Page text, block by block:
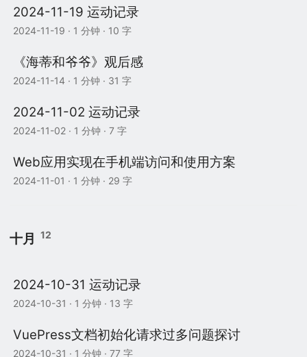
2024-11-19 运动记录
2024-11-19 · 1 分钟 · 10 字
《海蒂和爷爷》观后感
2024-11-14 · 1 分钟 · 31 字
2024-11-02 运动记录
2024-11-02 · 1 分钟 · 7 字
Web应用实现在手机端访问和使用方案
2024-11-01 · 1 分钟 · 29 字
十月 12
2024-10-31 运动记录
2024-10-31 · 1 分钟 · 13 字
VuePress文档初始化请求过多问题探讨
2024-10-31 · 1 分钟 · 77 字